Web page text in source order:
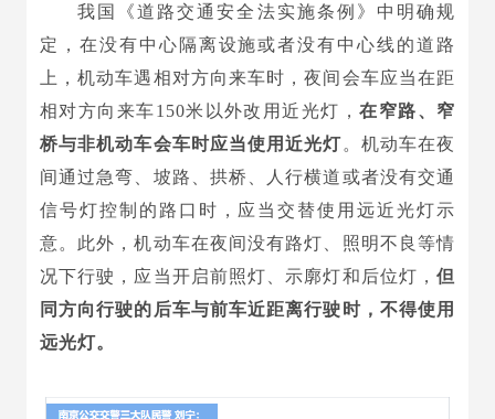
我国《道路交通安全法实施条例》中明确规
定，在没有中心隔离设施或者没有中心线的道路
上，机动车遇相对方向来车时，夜间会车应当在距
相对方向来车150米以外改用近光灯，在窄路、窄
桥与非机动车会车时应当使用近光灯。机动车在夜
间通过急弯、坡路、拱桥、人行横道或者没有交通
信号灯控制的路口时，应当交替使用远近光灯示
意。此外，机动车在夜间没有路灯、照明不良等情
况下行驶，应当开启前照灯、示廓灯和后位灯， 但
同方向行驶的后车与前车近距离行驶时，不得使用
远光灯。